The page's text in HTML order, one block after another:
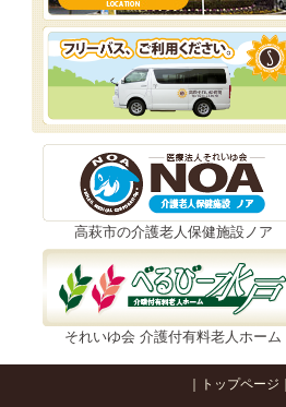
高萩市の介護老人保健施設ノア
それいゆ会 介護付有料老人ホーム
トップページ